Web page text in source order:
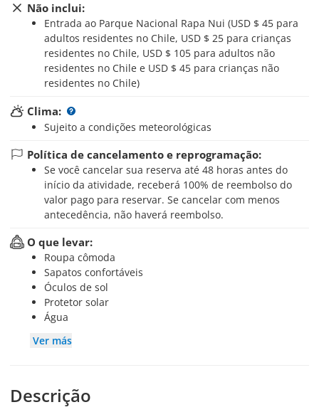
Não inclui:
Entrada ao Parque Nacional Rapa Nui (USD $ 45 para
adultos residentes no Chile, USD $ 25 para crianças
residentes no Chile, USD $ 105 para adultos não
residentes no Chile e USD $ 45 para crianças não
residentes no Chile)
Clima:
Sujeito a condições meteorológicas
Política de cancelamento e reprogramação:
Se você cancelar sua reserva até 48 horas antes do
início da atividade, receberá 100% de reembolso do
valor pago para reservar. Se cancelar com menos
antecedência, não haverá reembolso.
O que levar:
Roupa cômoda
Sapatos confortáveis
Óculos de sol
Protetor solar
Água
Ver más
Descrição